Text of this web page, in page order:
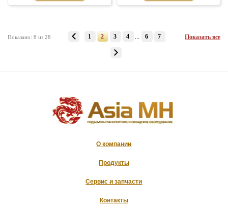
Показано: 8 из 28 Показать все
1 2 3 4 ... 6 7
О компании
Продукты
Сервис и запчасти
Контакты